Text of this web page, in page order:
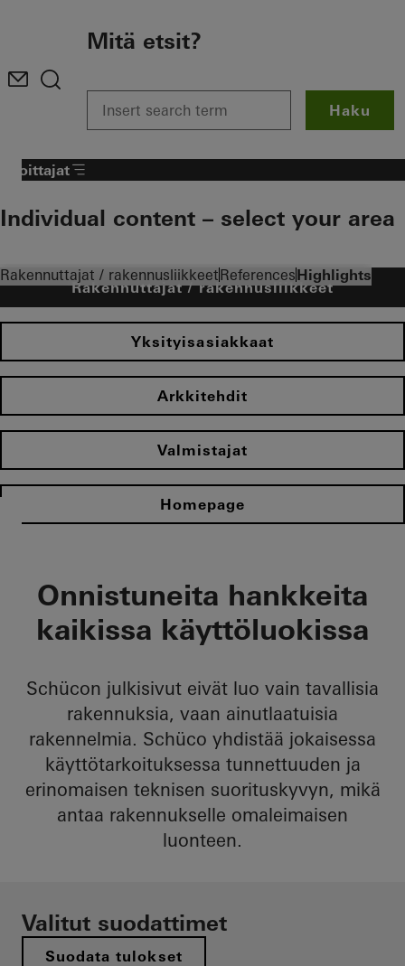
Mitä etsit?
Haku
Rakennuttajat / rakennusliikkeetReferencesHighlights
Sijoittajat
Individual content – select your area
Rakennuttajat / rakennusliikkeet
Yksityisasiakkaat
Arkkitehdit
Valmistajat
Homepage
Onnistuneita hankkeita
kaikissa käyttöluokissa
Schücon julkisivut eivät luo vain tavallisia
rakennuksia, vaan ainutlaatuisia
rakennelmia. Schüco yhdistää jokaisessa
käyttötarkoituksessa tunnettuuden ja
erinomaisen teknisen suorituskyvyn, mikä
antaa rakennukselle omaleimaisen
luonteen.
Valitut suodattimet
Suodata tulokset